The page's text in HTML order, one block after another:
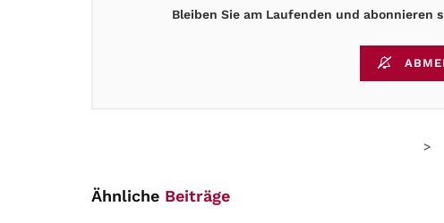
Bleiben Sie am Laufenden und abonnieren
>
Ähnliche Beiträge